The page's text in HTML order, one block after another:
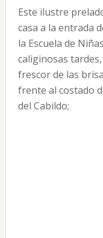
Este ilustre
casa a la entrada
la Escuela de
caliginosas
frescor de las
frente al costado
del Cabildo;